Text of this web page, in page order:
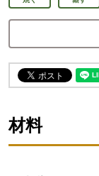
材料